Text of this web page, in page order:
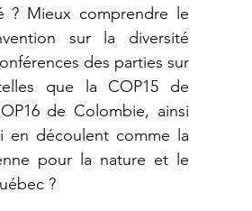
? Mieux comprendre le
sur la diversité
des parties sur
que la COP15 de
de Colombie, ainsi
en découlent comme la
pour la nature et le
?